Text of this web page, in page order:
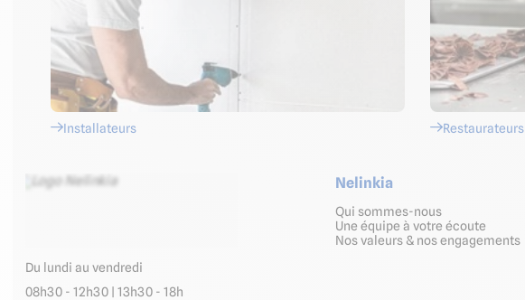
Installateurs Restaurateurs
Du lundi au vendredi
08h30 - 12h30 | 13h30 - 18h
Nelinkia
Qui sommes-nous
Une équipe à votre écoute
Nos valeurs & nos engagements